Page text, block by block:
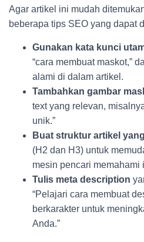
Agar artikel ini mudah
beberapa tips SEO yang dapat
Gunakan kata kunci
“cara membuat maskot,”
alami di dalam artikel.
Tambahkan gambar
text yang relevan,
unik.”
Buat struktur artikel
(H2 dan H3) untuk
mesin pencari memahami
Tulis meta description
“Pelajari cara membuat
berkarakter untuk
Anda.”